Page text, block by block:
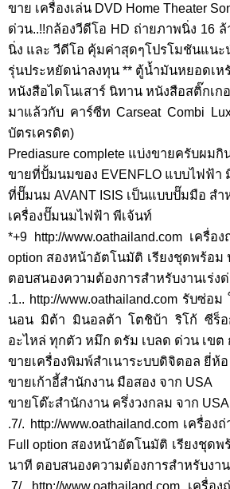
ขาย เครื่องเล่น DVD Home Theater
ด่วน..!!กล้องวีดีโอ HD ถ่ายภาพนิ่ง 16
นิ่ง และ วีดีโอ คุ้มค่าสุดๆโปรโมชันแนะ
รุ่นประหยัดน่าลงทุน ** ตู้น้ำมันหยอดเห
หนังสือไดโนเสาร์ นิทาน หนังสือสติ๊กเก
มาแล้วกับ คาร์ซีท Carseat Combi
บัตรเครดิต)
Prediasure complete แบ่งขายครับผม
ขายที่ปั้มนมของ EVENFLO แบบไฟฟ้า
ที่ปั๊มนม AVANT ISIS เป็นแบบปั๊มมือ ส
เครื่องปั๊มนมไฟฟ้า พีเจ้นท์
*+9 http://www.oathailand.com เครื่
option สองหน้าอัตโนมัติ เรียงชุดพร้อม
ตอบสนองความต้องการสำหรับงานเร่
.1.. http://www.oathailand.com รับซ่
นอน มิต้า มินอลต้า โตชิบ้า ริโก้ ซีร็
อะไหล่ ทุกตัว หมึก ดรัม เบลด ด่วน เข
ขายเครื่องพิมพ์สำเนาระบบดิจิตอล ยี่ห้อ
ขายเก้าอี้สำนักงาน มือสอง จาก USA
ขายโต๊ะสำนักงาน ครึ่งวงกลม จาก USA
.7/. http://www.oathailand.com เครื่อ
Full option สองหน้าอัตโนมัติ เรียงชุด
นาที ตอบสนองความต้องการสำหรับงา
.7/. http://www.oathailand.com เครื่